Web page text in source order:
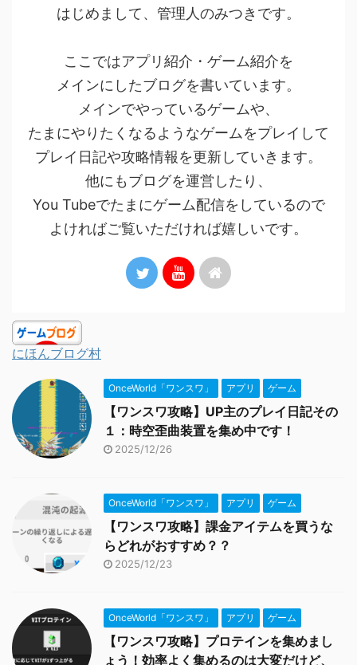
はじめまして、管理人のみつきです。
ここではアプリ紹介・ゲーム紹介を
メインにしたブログを書いています。
メインでやっているゲームや、
たまにやりたくなるようなゲームをプレイして
プレイ日記や攻略情報を更新していきます。
他にもブログを運営したり、
You Tubeでたまにゲーム配信をしているので
よければご覧いただければ嬉しいです。
にほんブログ村
OnceWorld「ワンスワ」 アプリ ゲーム
【ワンスワ攻略】UP主のプレイ日記その
１：時空歪曲装置を集め中です！
2025/12/26
OnceWorld「ワンスワ」 アプリ ゲーム
【ワンスワ攻略】課金アイテムを買うな
らどれがおすすめ？？
2025/12/23
OnceWorld「ワンスワ」 アプリ ゲーム
【ワンスワ攻略】プロテインを集めまし
ょう！効率よく集めるのは大変だけど、